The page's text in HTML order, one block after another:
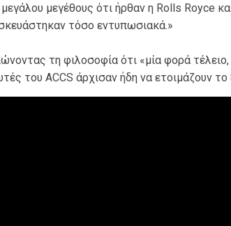
μεγάλου μεγέθους ότι ήρθαν η Rolls Royce
τόσο εντυπωσιακά.»
τη φιλοσοφία ότι «μία φορά τέλειο,
του ACCS άρχισαν ήδη να ετοιμάζουν